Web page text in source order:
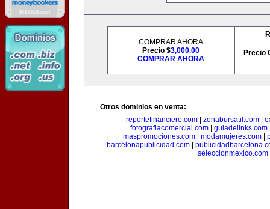
COMPRAR AHORA
Precio $3,000.00
COMPRAR AHORA
Precio
Otros dominios en venta:
reportefinanciero.com| zonabursatil.com|
fotografiacomercial.com
guiadelinks.com
maspromociones.com
modamujeres.com
barcelonapublicidad.com|
seleccionmexico.com